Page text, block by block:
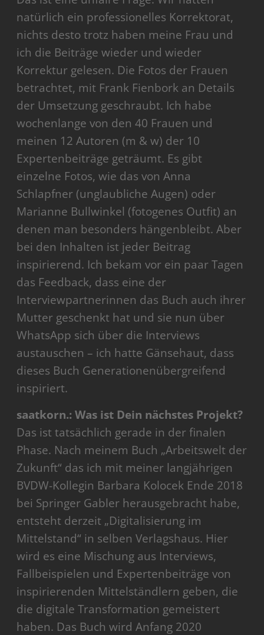
natürlich ein professionelles Korrektorat,
nichts desto trotz haben meine Frau und
ich die Beiträge wieder und wieder
Korrektur gelesen. Die Fotos der Frauen
betrachtet, mit Frank Fienbork an Details
der Umsetzung geschraubt. Ich habe
wochenlange von den 40 Frauen und
meinen 12 Autoren (m & w) der 10
Expertenbeiträge geträumt. Es gibt
einzelne Fotos, wie das von Anna
Schlapfner (unglaubliche Augen) oder
Marianne Bullwinkel (fotogenes Outfit) an
denen man besonders hängenbleibt. Aber
bei den Inhalten ist jeder Beitrag
inspirierend. Ich bekam vor ein paar Tagen
das Feedback, dass eine der
Interviewpartnerinnen das Buch auch ihrer
Mutter geschenkt hat und sie nun über
WhatsApp sich über die Interviews
austauschen – ich hatte Gänsehaut, dass
dieses Buch Generationenübergreifend
inspiriert.
saatkorn.: Was ist Dein nächstes Projekt?
Das ist tatsächlich gerade in der finalen
Phase. Nach meinem Buch „Arbeitswelt der
Zukunft“ das ich mit meiner langjährigen
BVDW-Kollegin Barbara Kolocek Ende 2018
bei Springer Gabler herausgebracht habe,
entsteht derzeit „Digitalisierung im
Mittelstand“ in selben Verlagshaus. Hier
wird es eine Mischung aus Interviews,
Fallbeispielen und Expertenbeiträge von
inspirierenden Mittelständlern geben, die
die digitale Transformation gemeistert
haben. Das Buch wird Anfang 2020